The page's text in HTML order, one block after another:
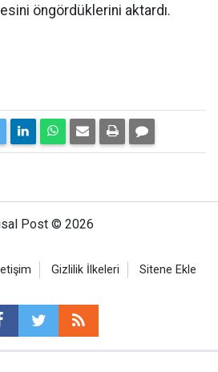
öngördüklerini aktardı.
Post © 2026
Gizlilik İlkeleri Sitene Ekle